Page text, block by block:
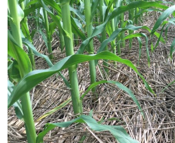
LOGIN
РУССКИЙ ROMÂNĂ
POLSKI
ESPAÑOL